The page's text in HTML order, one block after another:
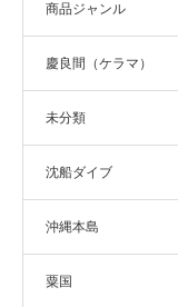
商品ジャンル
慶良間（ケラマ）
未分類
沈船ダイブ
沖縄本島
粟国